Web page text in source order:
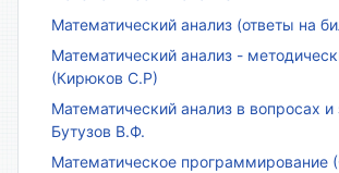
Математический анализ (ответы на
Математический анализ -
(Кирюков С.Р)
Математический анализ в вопросах и
Бутузов В.Ф.
Математическое программирование